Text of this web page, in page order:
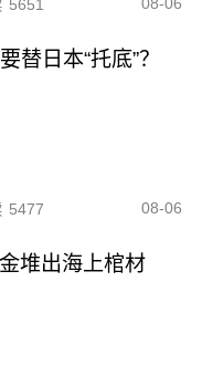
5651
日本“托底”？
5477 08-06
堆出海上棺材